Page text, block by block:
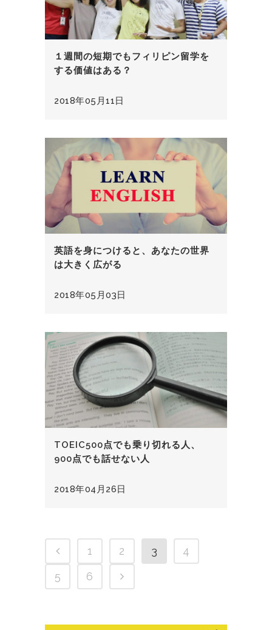
１週間の短期でもフィリピン留学を
する価値はある？
2018年05月11日
英語を身につけると、あなたの世界
は大きく広がる
2018年05月03日
TOEIC500点でも乗り切れる人、
900点でも話せない人
2018年04月26日
1 2 3
4
5
6